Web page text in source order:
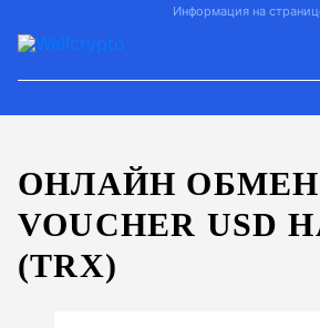
Информация на
ОНЛАЙН ОБМЕН
VOUCHER USD
(TRX)